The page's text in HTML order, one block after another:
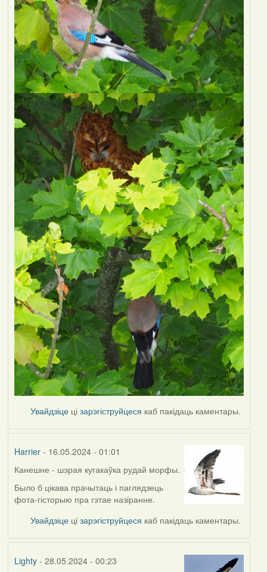
Увайдзіце цізарэгіструйцеся каб пакідаць каментары.
Harrier- 16.05.2024 - 01:01
Канешне - шэрая кугакаўка рудай морфы.
Было б цікава прачытаць і паглядзець
фота-гісторыю пра гэтае назіранне.
Увайдзіце цізарэгіструйцеся каб пакідаць каментары.
Lighty- 28.05.2024 - 00:23